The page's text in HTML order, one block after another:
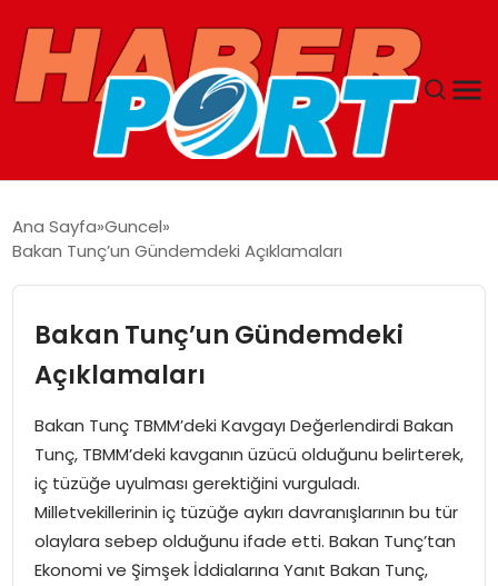
YAŞAM
SAĞLIK
MAGAZIN
SPOR
Ana Sayfa Guncel
Bakan Tunç’un Gündemdeki Açıklamaları
Bakan Tunç’un Gündemdeki
Açıklamaları
Bakan Tunç TBMM’deki Kavgayı Değerlendirdi Bakan
Tunç, TBMM’deki kavganın üzücü olduğunu belirterek,
iç tüzüğe uyulması gerektiğini vurguladı.
Milletvekillerinin iç tüzüğe aykırı davranışlarının bu tür
olaylara sebep olduğunu ifade etti. Bakan Tunç’tan
Ekonomi ve Şimşek İddialarına Yanıt Bakan Tunç,